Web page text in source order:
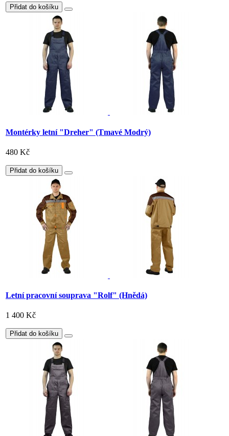
Přidat do košíku
Montérky letní "Dreher" (Tmavé Modrý)
480 Kč
Přidat do košíku
Letní pracovní souprava "Rolf" (Hnědá)
1 400 Kč
Přidat do košíku